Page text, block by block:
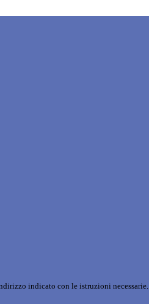
indicato con le istruzioni necessarie.